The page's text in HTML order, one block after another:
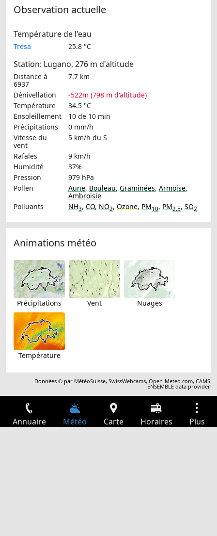
Observation actuelle
Température de l'eau
Tresa 25.8 °C
Station: Lugano, 276 m d'altitude
Distance à
6937
7.7 km
Dénivellation
-522m (798 m d'altitude)
Température
34.5 °C
Ensoleillement
10 de 10 min
Précipitations
0 mm/h
Vitesse du
vent
5 km/h du S
Rafales
9 km/h
Humidité
37%
Pression
979 hPa
Pollen
Aune, Bouleau, Graminées, Armoise,
Ambroisie
Polluants
NH3, CO, NO2, Ozone, PM10, PM2.5, SO2
Animations météo
Précipitations Vent Nuages
Température
Données © par MétéoSuisse,SwissWebcams,Open-Meteo.com,CAMS
ENSEMBLE data provider
Annuaire Météo Carte Horaires Plus